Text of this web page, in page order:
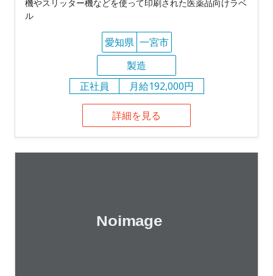
機やスリッター機などを使って印刷された医薬品向けラベ
ル
愛知県 一宮市
製造
正社員
月給192,000円
詳細を見る